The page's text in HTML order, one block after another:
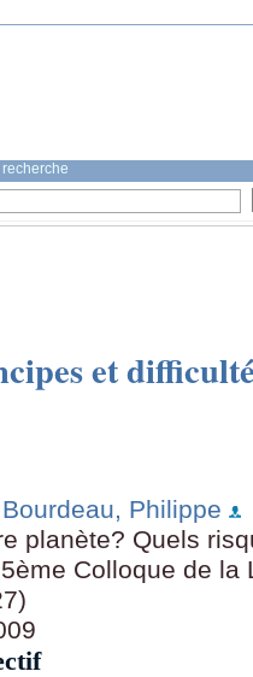
et
Bourdeau, Philippe
planète? Quels
Colloque de la